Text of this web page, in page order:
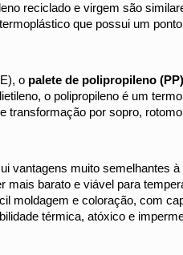
reciclado e virgem são
que possui um
o palete de polipropileno
o polipropileno é um
transformação por sopro,
vantagens muito semelhantes
mais barato e viável para
moldagem e coloração, com
térmica, atóxico e